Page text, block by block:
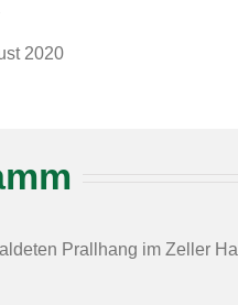
2020
Prallhang im Zeller